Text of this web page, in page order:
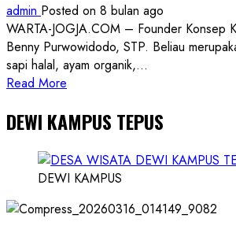
admin Posted on 8 bulan ago
WARTA-JOGJA.COM – Founder Konsep
Benny Purwowidodo, STP. Beliau
sapi halal, ayam organik,...
Read More
about
Konsep
Karnus
Dokter
DEWI KAMPUS TEPUS
DEWI KAMPUS